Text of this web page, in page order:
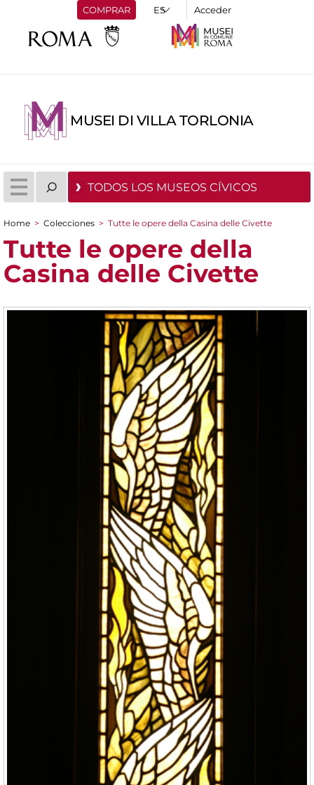
COMPRAR Acceder
MUSEI DI VILLA TORLONIA
TODOS LOS MUSEOS CÍVICOS
You are here
Home > Colecciones > Tutte le opere della Casina delle Civette
Tutte le opere della
Casina delle Civette